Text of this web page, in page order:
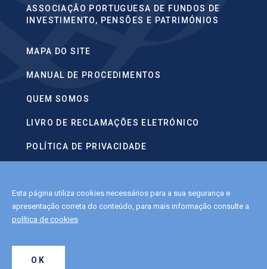
Esta página utiliza cookies necessários para a sua segurança e
apresentação correta do conteúdo, para mais informação consulte a
política de cookies
OK
ASSOCIAÇÃO PORTUGUESA DE FUNDOS DE
INVESTIMENTO, PENSÕES E PATRIMÓNIOS
MAPA DO SITE
MANUAL DE PROCEDIMENTOS
QUEM SOMOS
LIVRO DE RECLAMAÇÕES ELETRÓNICO
POLÍTICA DE PRIVACIDADE
POLÍTICA DE COOKIES